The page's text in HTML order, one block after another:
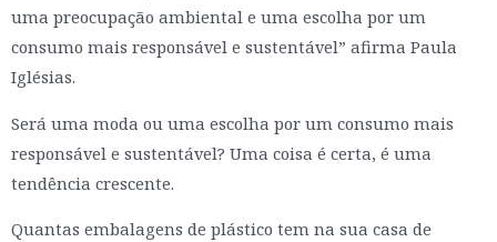
uma preocupação ambiental e uma escolha por um
consumo mais responsável e sustentável” afirma Paula
Iglésias.
Será uma moda ou uma escolha por um consumo mais
responsável e sustentável? Uma coisa é certa, é uma
tendência crescente.
Quantas embalagens de plástico tem na sua casa de